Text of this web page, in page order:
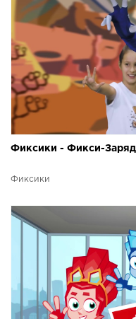
Фиксики - Фикси-
Фиксики